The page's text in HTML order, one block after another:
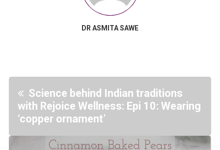
DR ASMITA SAWE
Science behind Indian traditions
with Rejoice Wellness: Epi 10: Wearing
‘copper ornament’